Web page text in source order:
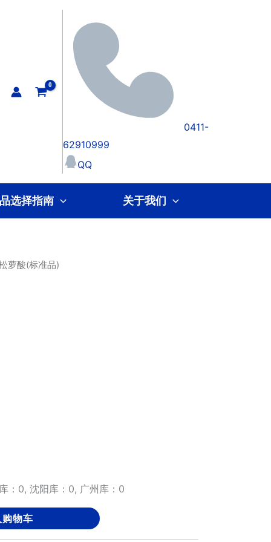
0411-
62910999
QQ
选择指南 关于我们
萝酸(标准品)
：0, 沈阳库：0, 广州库：0
物车